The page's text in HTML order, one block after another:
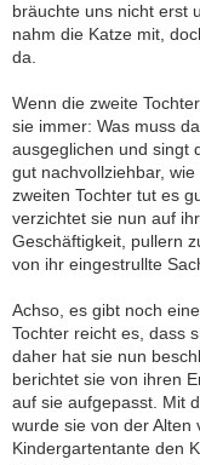
bräuchte uns nicht erst
nahm die Katze mit,
da.
Wenn die zweite
sie immer: Was muss
ausgeglichen und singt
gut nachvollziehbar,
zweiten Tochter tut es
verzichtet sie nun auf
Geschäftigkeit, pullern
von ihr eingestrullte
Achso, es gibt noch
Tochter reicht es, dass
daher hat sie nun
berichtet sie von ihren
auf sie aufgepasst. Mit
wurde sie von der Alten
Kindergartentante den